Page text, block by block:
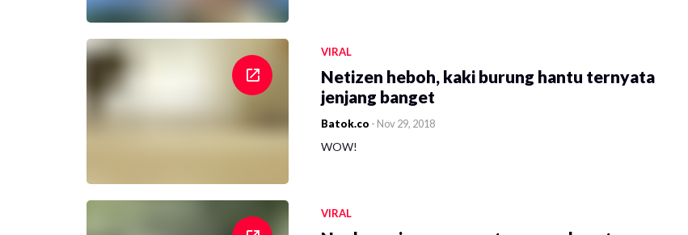
VIRAL
Netizen heboh, kaki burung hantu ternyata
jenjang banget
Batok.co - Nov 29, 2018
WOW!
VIRAL